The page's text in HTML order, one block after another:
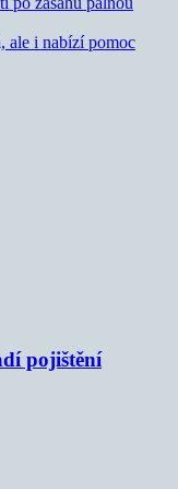
ale i nabízí pomoc
pojištění